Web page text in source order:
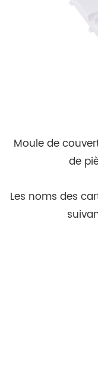
Moule de
de
Les noms des